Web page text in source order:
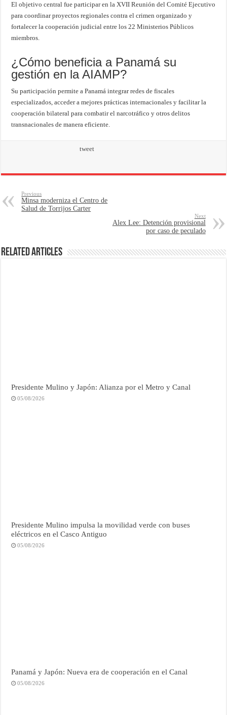
El objetivo central fue participar en la XVII Reunión del Comité Ejecutivo
para coordinar proyectos regionales contra el crimen organizado y
fortalecer la cooperación judicial entre los 22 Ministerios Públicos
miembros.
¿Cómo beneficia a Panamá su
gestión en la AIAMP?
Su participación permite a Panamá integrar redes de fiscales
especializados, acceder a mejores prácticas internacionales y facilitar la
cooperación bilateral para combatir el narcotráfico y otros delitos
transnacionales de manera eficiente.
tweet
Previous
Minsa moderniza el Centro de
Salud de Torrijos Carter
Next
Alex Lee: Detención provisional
por caso de peculado
Related Articles
Presidente Mulino y Japón: Alianza por el Metro y Canal
05/08/2026
Presidente Mulino impulsa la movilidad verde con buses
eléctricos en el Casco Antiguo
05/08/2026
Panamá y Japón: Nueva era de cooperación en el Canal
05/08/2026